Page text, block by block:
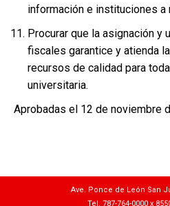
información e instituciones a
Procurar que la asignación y
fiscales garantice y atienda
recursos de calidad para
universitaria.
Aprobadas el 12 de noviembre
Ave. Ponce de León San
Tel. 787-764-0000 x